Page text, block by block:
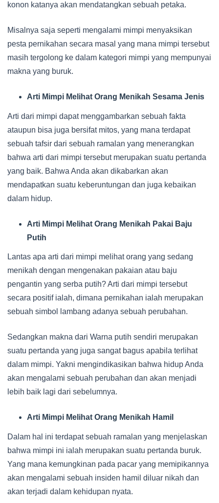
konon katanya akan mendatangkan sebuah petaka.
Misalnya saja seperti mengalami mimpi menyaksikan
pesta pernikahan secara masal yang mana mimpi tersebut
masih tergolong ke dalam kategori mimpi yang mempunyai
makna yang buruk.
Arti Mimpi Melihat Orang Menikah Sesama Jenis
Arti dari mimpi dapat menggambarkan sebuah fakta
ataupun bisa juga bersifat mitos, yang mana terdapat
sebuah tafsir dari sebuah ramalan yang menerangkan
bahwa arti dari mimpi tersebut merupakan suatu pertanda
yang baik. Bahwa Anda akan dikabarkan akan
mendapatkan suatu keberuntungan dan juga kebaikan
dalam hidup.
Arti Mimpi Melihat Orang Menikah Pakai Baju
Putih
Lantas apa arti dari mimpi melihat orang yang sedang
menikah dengan mengenakan pakaian atau baju
pengantin yang serba putih? Arti dari mimpi tersebut
secara positif ialah, dimana pernikahan ialah merupakan
sebuah simbol lambang adanya sebuah perubahan.
Sedangkan makna dari Warna putih sendiri merupakan
suatu pertanda yang juga sangat bagus apabila terlihat
dalam mimpi. Yakni mengindikasikan bahwa hidup Anda
akan mengalami sebuah perubahan dan akan menjadi
lebih baik lagi dari sebelumnya.
Arti Mimpi Melihat Orang Menikah Hamil
Dalam hal ini terdapat sebuah ramalan yang menjelaskan
bahwa mimpi ini ialah merupakan suatu pertanda buruk.
Yang mana kemungkinan pada pacar yang memipikannya
akan mengalami sebuah insiden hamil diluar nikah dan
akan terjadi dalam kehidupan nyata.